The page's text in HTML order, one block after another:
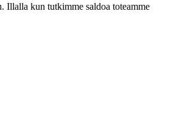
Illalla kun tutkimme saldoa toteamme